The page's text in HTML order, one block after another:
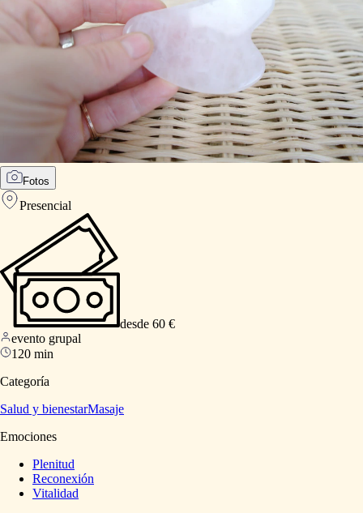
Fotos
Presencial
desde 60 €
evento grupal
120 min
Categoría
Salud y bienestarMasaje
Emociones
Plenitud
Reconexión
Vitalidad